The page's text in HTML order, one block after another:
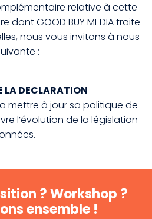
relative à cette
dont GOOD BUY MEDIA traite
nous vous invitons à nous
:
LA DECLARATION
mettre à jour sa politique de
l’évolution de la législation
? Workshop ?
ensemble !